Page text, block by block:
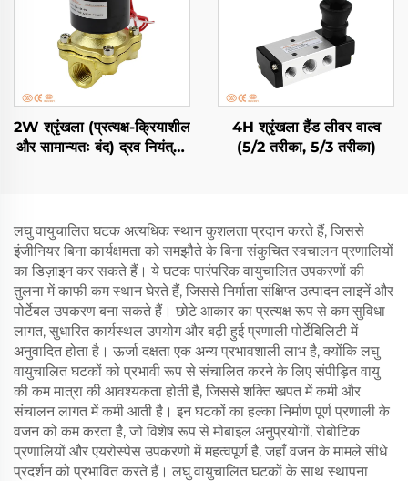
2W श्रृंखला (प्रत्यक्ष-क्रियाशील
और सामान्यतः बंद) द्रव नियंत्रण
4H श्रृंखला हैंड लीवर वाल्व
(5/2 तरीका, 5/3 तरीका)
लघु वायुचालित घटक अत्यधिक स्थान कुशलता प्रदान करते हैं, जिससे
इंजीनियर बिना कार्यक्षमता को समझौते के बिना संकुचित स्वचालन प्रणालियों
का डिज़ाइन कर सकते हैं। ये घटक पारंपरिक वायुचालित उपकरणों की
तुलना में काफी कम स्थान घेरते हैं, जिससे निर्माता संक्षिप्त उत्पादन लाइनें और
पोर्टेबल उपकरण बना सकते हैं। छोटे आकार का प्रत्यक्ष रूप से कम सुविधा
लागत, सुधारित कार्यस्थल उपयोग और बढ़ी हुई प्रणाली पोर्टेबिलिटी में
अनुवादित होता है। ऊर्जा दक्षता एक अन्य प्रभावशाली लाभ है, क्योंकि लघु
वायुचालित घटकों को प्रभावी रूप से संचालित करने के लिए संपीड़ित वायु
की कम मात्रा की आवश्यकता होती है, जिससे शक्ति खपत में कमी और
संचालन लागत में कमी आती है। इन घटकों का हल्का निर्माण पूर्ण प्रणाली के
वजन को कम करता है, जो विशेष रूप से मोबाइल अनुप्रयोगों, रोबोटिक
प्रणालियों और एयरोस्पेस उपकरणों में महत्वपूर्ण है, जहाँ वजन के मामले सीधे
प्रदर्शन को प्रभावित करते हैं। लघु वायुचालित घटकों के साथ स्थापना